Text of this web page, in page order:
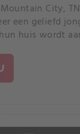
City,
een geliefd
huis wordt
geheimen